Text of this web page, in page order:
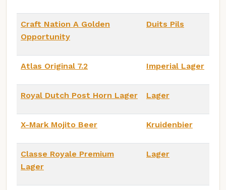
Craft Nation A Golden
Opportunity
Duits Pils
Atlas Original 7.2 Imperial Lager
Royal Dutch Post Horn Lager Lager
X-Mark Mojito Beer Kruidenbier
Classe Royale Premium
Lager
Lager